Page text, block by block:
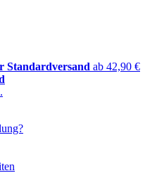
Standardversand ab 42,90 €